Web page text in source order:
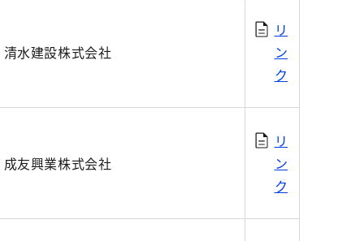
清水建設株式会社
リ
ン
ク
成友興業株式会社
リ
ン
ク